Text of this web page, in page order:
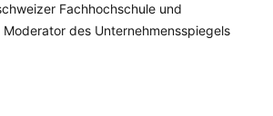
Fachhochschule und
des Unternehmensspiegels